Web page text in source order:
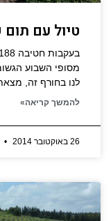
טיול עם
מסופי השבוע
לנו בחורף זה,
להמשך קריאה»
26 באוקטובר 2014